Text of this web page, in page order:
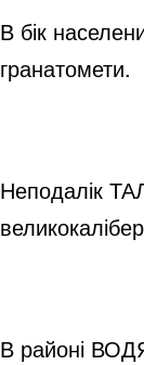
В бік
гранатомети.
Неподалік
В районі